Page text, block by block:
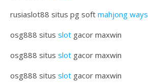
rusiaslot88 situs pg soft mahjong ways
osg888 situs slot gacor maxwin
osg888 situs slot gacor maxwin
osg888 situs slot gacor maxwin